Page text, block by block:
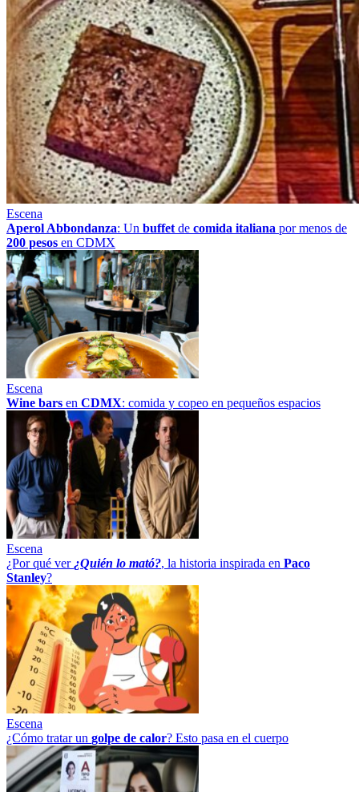
Escena
Aperol Abbondanza: Un buffet de comida italiana por menos de
200 pesos en CDMX
Escena
Wine bars en CDMX: comida y copeo en pequeños espacios
Escena
¿Por qué ver ¿Quién lo mató?, la historia inspirada en Paco
Stanley?
Escena
¿Cómo tratar un golpe de calor? Esto pasa en el cuerpo